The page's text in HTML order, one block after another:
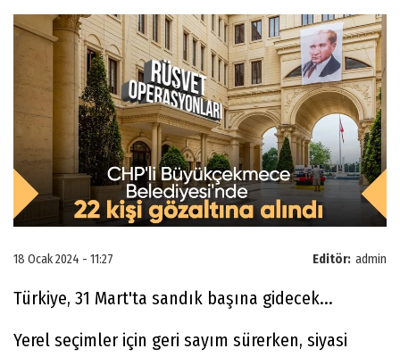
Editör: admin
18 Ocak 2024 - 11:27
Türkiye, 31 Mart'ta sandık başına gidecek...
Yerel seçimler için geri sayım sürerken, siyasi